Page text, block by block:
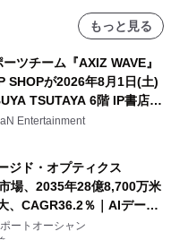
もっと見る
ツチーム『AXIZ WAVE』
SHOPが2026年8月1日(土)
TSUTAYA 6階 IP書店で
！Entertainment
ジド・オプティクス
市場、2035年28億8,700万米
、CAGR36.2％｜AIデータ
高速光通信需要が成長を加
ートオーシャン